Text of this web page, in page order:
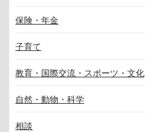
保険・年金
子育て
教育・国際交流・スポーツ・文化
自然・動物・科学
相談